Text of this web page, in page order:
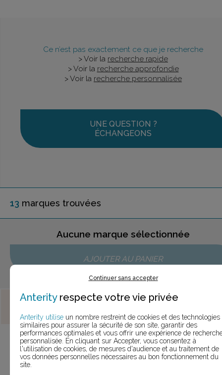
Ce n’est pas exactement ce que je recherche
> Voir la recherche rapide
> Voir la recherche approfondie
> Voir la recherche personnalisée
UNE QUESTION ?
ÉCHANGEONS
13 marques trouvées
Aucune marque sélectionnée
AJOUTER AU PANIER
MARQUES(le chiffre entre parenthèses est le nombre de
slogans trouvés pour cette marque)
Ducros(40 slogans)
Ducros
Continuer sans accepter
Anterityrespecte votre vie privée
Anterity utilise un nombre restreint de cookies et des technologies
similaires pour assurer la sécurité de son site, garantir des
performances optimales et vous offrir une expérience de
personnalisée. En cliquant sur Accepter, vous consentez à
l'utilisation de cookies, de mesures d'audience et au traitement de
vos données personnelles nécessaires au bon fonctionnement du
site.